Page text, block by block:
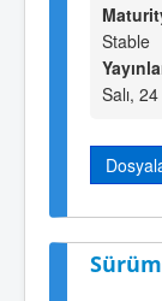
Stable
Salı,